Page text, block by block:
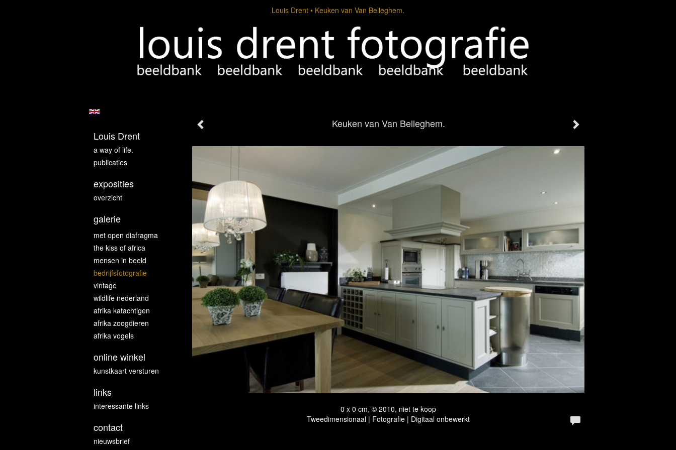
Louis Drent Keuken van Van Belleghem.
Keuken van Van Belleghem.
0 x 0 cm, © 2010, niet te koop
Tweedimensionaal | Fotografie | Digitaal onbewerkt
Louis Drent
a way of life.
publicaties
exposities
overzicht
galerie
met open diafragma
the kiss of africa
mensen in beeld
bedrijfsfotografie
vintage
wildlife nederland
afrika katachtigen
afrika zoogdieren
afrika vogels
online winkel
kunstkaart versturen
links
interessante links
contact
nieuwsbrief